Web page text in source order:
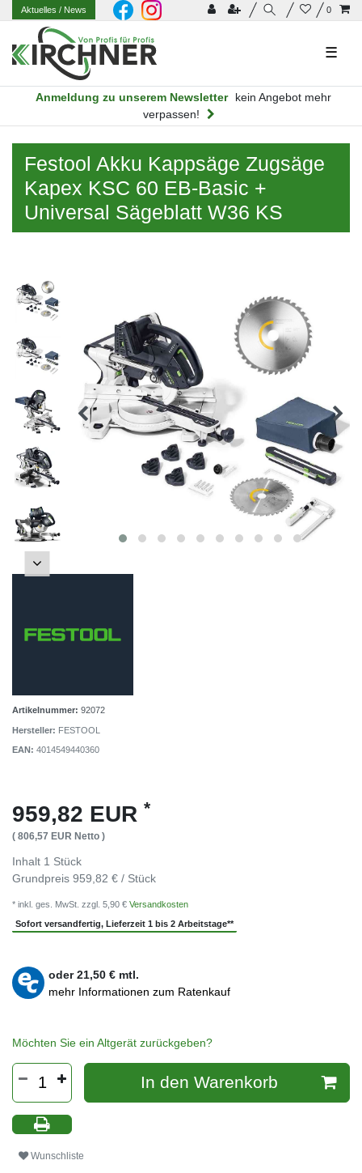
0
Aktuelles/ News
☰
Anmeldung zu unserem Newsletter
kein Angebot mehr
verpassen!
Festool Akku Kappsäge Zugsäge
Kapex KSC 60 EB-Basic +
Universal Sägeblatt W36 KS
Artikelnummer: 92072
Hersteller: FESTOOL
EAN: 4014549440360
959,82 EUR *
( 806,57 EUR Netto )
Inhalt 1 Stück
Grundpreis 959,82 € / Stück
* inkl. ges. MwSt. zzgl. 5,90 € Versandkosten
Sofort versandfertig, Lieferzeit 1 bis 2 Arbeitstage**
oder21,50 € mtl.
mehr Informationen zum Ratenkauf
Möchten Sie ein Altgerät zurückgeben?
In den Warenkorb
Wunschliste